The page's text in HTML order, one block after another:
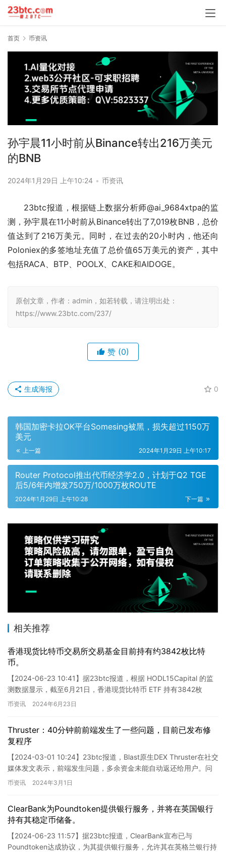
首页 币资讯
孙宇晨11小时前从Binance转出216万美元
的BNB
2024年1月29日 上午10:24 • 币资讯
23btc报道，根据链上数据分析师@ai_9684xtpa的监
测，孙宇晨在11小时前从Binance转出了7,019枚BNB，总价
值达到了216万美元。同时，在过去的20小时内，他还向
Poloniex的多签地址充值了总价值65万美元的资产，其中
包括RACA、BTP、POOLX、CAKE和AIDOGE。
原创文章，作者：admin，如若转载，请注明出处：
https://www.23btc.com/237/
赞 (0)
0
生成海报
韩国加密卡拉OK平台Somesing被黑，损失超过1150万
美元
上一篇 2024年1月29日 上午10:17
Router Protocol推出代币经济学2.0，计划于Q2 TGE
后5/6年内增发750万/1000万枚ROUTE
下一篇
2024年1月29日 上午10:28
相关推荐
香港现货比特币交易所交易基金目前持有约3842枚比特
币。
【2024-06-23 10:41】据23btc报道，根据 HODL15Capital 的监
测数据显示，截至6月21日，香港现货比特币 ETF 持有3842枚
BTC，资产管理规模…
币资讯 2024年6月23日
Thruster：40分钟前前端发生了一些问题，目前已发布修
复程序
【2024-03-01 10:24】23btc报道，Blast原生DEX Thruster在社交
媒体发文表示，前端发生问题，多余资金未能自动返还给用户。问
题已迅速修复，应用程序运行…
币资讯 2024年3月1日
ClearBank为Poundtoken提供银行服务，并将在英国银行
持有其稳定币储备。
【2024-06-23 11:57】据23btc报道，ClearBank宣布已与
Poundtoken达成协议，为其提供银行服务，允许其在英格兰银行持